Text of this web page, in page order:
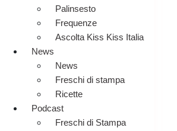
Palinsesto
Frequenze
Ascolta Kiss Kiss Italia
News
News
Freschi di stampa
Ricette
Podcast
Freschi di Stampa